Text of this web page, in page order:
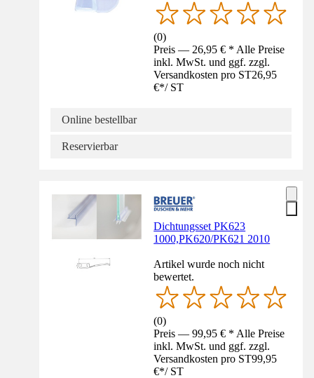
(0)
Preis — 26,95 € * Alle Preise
inkl. MwSt. und ggf. zzgl.
Versandkosten pro ST26,95
€*/ ST
Online bestellbar
Reservierbar
Dichtungsset PK623
1000,PK620/PK621 2010
Artikel wurde noch nicht
bewertet.
(0)
Preis — 99,95 € * Alle Preise
inkl. MwSt. und ggf. zzgl.
Versandkosten pro ST99,95
€*/ ST